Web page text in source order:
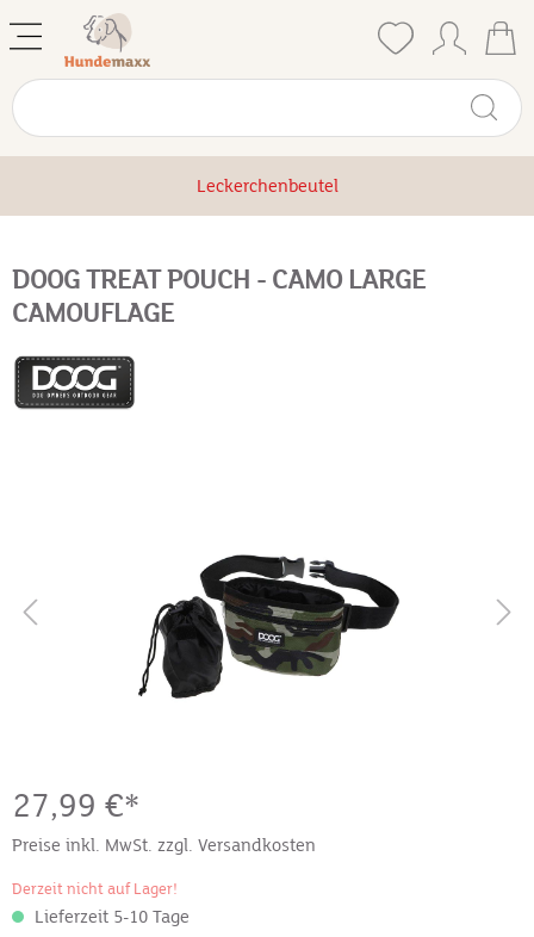
Leckerchenbeutel
DOOG TREAT POUCH - CAMO LARGE
CAMOUFLAGE
27,99 €*
Preise inkl. MwSt. zzgl. Versandkosten
Derzeit nicht auf Lager!
Lieferzeit 5-10 Tage